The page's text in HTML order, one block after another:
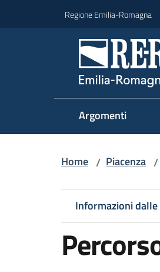
Regione Emilia-Romagna
Argomenti
Home / Piacenza /
Informazioni